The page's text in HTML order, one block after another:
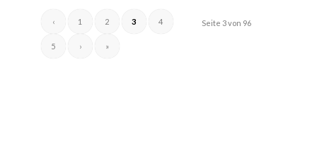
Seite 3 von 96
‹ 1 2 3 4
5 › »